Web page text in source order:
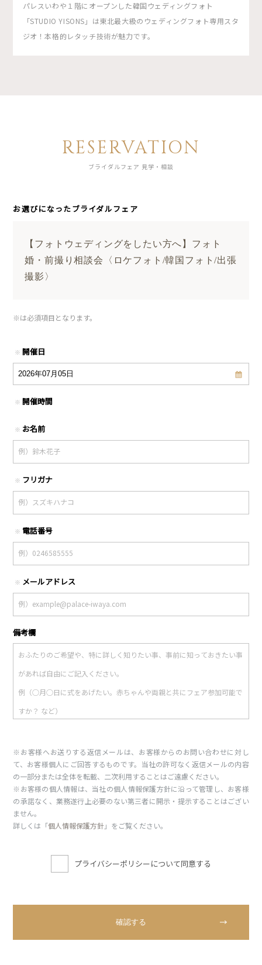
パレスいわや１階にオープンした韓国ウェディングフォト
「STUDIO YISONS」は東北最大級のウェディングフォト専用スタ
ジオ！本格的レタッチ技術が魅力です。
RESERVATION
ブライダルフェア 見学・相談
お選びになったブライダルフェア
【フォトウェディングをしたい方へ】フォト
婚・前撮り相談会〈ロケフォト/韓国フォト/出張
撮影〉
※は必須項目となります。
※ 開催日
※ 開催時間
※ お名前
※ フリガナ
※ 電話番号
※ メールアドレス
備考欄
※お客様へお送りする返信メールは、お客様からのお問い合わせに対し
て、お客様個人にご回答するものです。当社の許可なく返信メールの内容
の一部分または全体を転載、二次利用することはご遠慮ください。
※お客様の個人情報は、当社の個人情報保護方針に沿って管理し、お客様
の承諾なく、業務遂行上必要のない第三者に開示・提示することはござい
ません。
詳しくは「個人情報保護方針」をご覧ください。
プライバシーポリシーについて同意する